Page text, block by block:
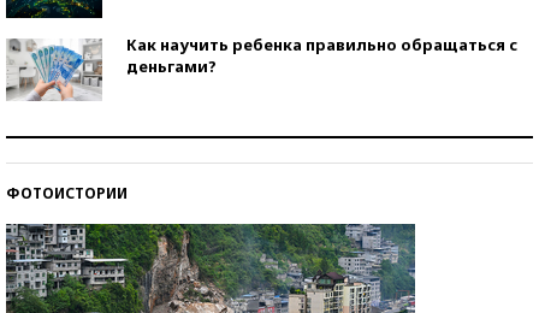
Как научить ребенка правильно обращаться с
деньгами?
ФОТОИСТОРИИ